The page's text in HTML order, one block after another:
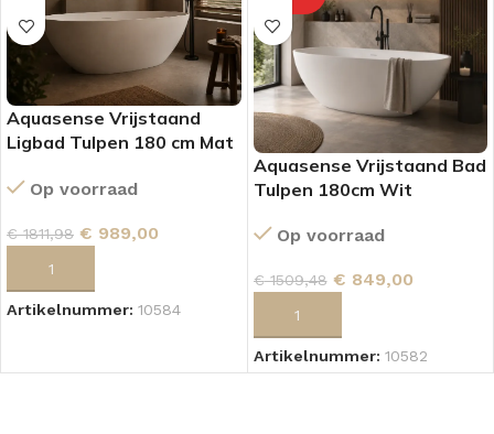
Aquasense Vrijstaand
Ligbad Tulpen 180 cm Mat
Op voorraad
€1811,98 € 989,00
Artikelnummer: 10584
Aquasense Vrijstaand Bad
Tulpen 180cm Wit
Op voorraad
€1509,48 € 849,00
Artikelnummer: 10582